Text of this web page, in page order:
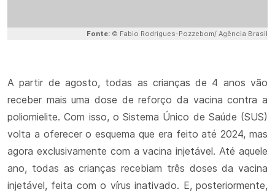
Fonte: © Fabio Rodrigues-Pozzebom/ Agência Brasil
A partir de agosto, todas as crianças de 4 anos vão
receber mais uma dose de reforço da vacina contra a
poliomielite. Com isso, o Sistema Único de Saúde (SUS)
volta a oferecer o esquema que era feito até 2024, mas
agora exclusivamente com a vacina injetável. Até aquele
ano, todas as crianças recebiam três doses da vacina
injetável, feita com o vírus inativado. E, posteriormente,